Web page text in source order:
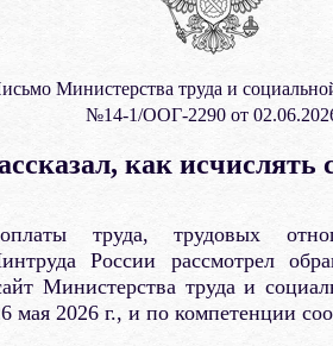
Министерства труда и
№14-1/ООГ-2290 от
как исчислять
оплаты труда, трудовых
России рассмотрел
Министерства труда и
мая 2026 г., и по компетенции